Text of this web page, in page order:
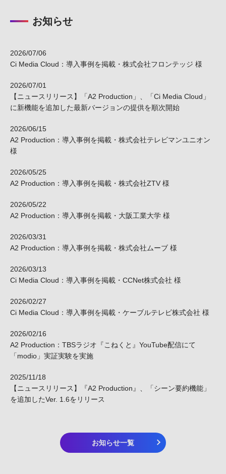
お知らせ
2026/07/06
Ci Media Cloud：導入事例を掲載・株式会社フロンテッジ 様
2026/07/01
【ニュースリリース】「A2 Production」、「Ci Media Cloud」
に新機能を追加した最新バージョンの提供を順次開始
2026/06/15
A2 Production：導入事例を掲載・株式会社テレビマンユニオン
様
2026/05/25
A2 Production：導入事例を掲載・株式会社ZTV 様
2026/05/22
A2 Production：導入事例を掲載・大阪工業大学 様
2026/03/31
A2 Production：導入事例を掲載・株式会社ムーブ 様
2026/03/13
Ci Media Cloud：導入事例を掲載・CCNet株式会社 様
2026/02/27
Ci Media Cloud：導入事例を掲載・ケーブルテレビ株式会社 様
2026/02/16
A2 Production：TBSラジオ『こねくと』YouTube配信にて
「modio」実証実験を実施
2025/11/18
【ニュースリリース】『A2 Production』、「シーン要約機能」
を追加したVer. 1.6をリリース
お知らせ一覧